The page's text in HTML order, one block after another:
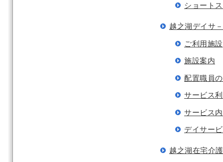
ショート
越之湖デイサ
ご利用施設
施設案内
配置職員
サービス
サービス
デイサー
越之湖在宅介